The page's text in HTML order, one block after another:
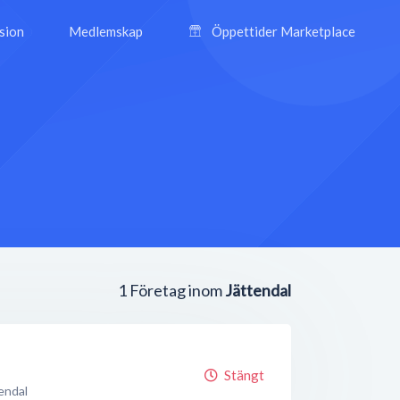
Medlemskap Öppettider Marketplace
1 Företag inomJättendal
Stängt